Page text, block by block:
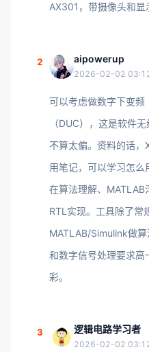
AX301，带摄像头和显
2 aipowerup
2026-02-02
可以考虑做数字下变频
（DUC），这是软件
不算太偏。资料的话
用笔记，可以学习怎
在算法理解、MATLAB
RTL实现。工具除了常
MATLAB/Simulink做
和数字信号处理要求高
彩。
3 逻辑电路学习者
2026-02-02